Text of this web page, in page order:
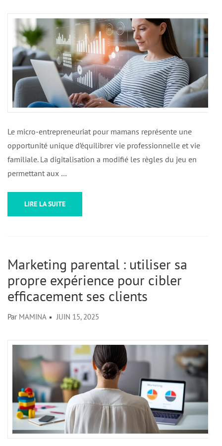
Le micro-entrepreneuriat pour mamans représente une
opportunité unique d’équilibrer vie professionnelle et vie
familiale. La digitalisation a modifié les règles du jeu en
permettant aux …
LIRE LA SUITE
Marketing parental : utiliser sa
propre expérience pour cibler
efficacement ses clients
Par MAMINA JUIN 15, 2025